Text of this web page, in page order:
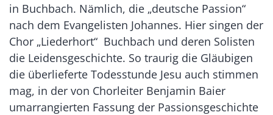
in Buchbach. Nämlich, die „deutsche Passion“
nach dem Evangelisten Johannes. Hier singen der
Chor „Liederhort“ Buchbach und deren Solisten
die Leidensgeschichte. So traurig die Gläubigen
die überlieferte Todesstunde Jesu auch stimmen
mag, in der von Chorleiter Benjamin Baier
umarrangierten Fassung der Passionsgeschichte